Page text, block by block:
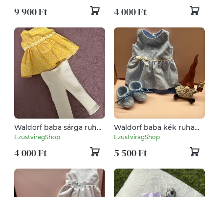
9 900 Ft 4 000 Ft
Waldorf baba sárga ruha
szett
EzustviragShop
4 000 Ft
Waldorf baba kék ruha
szett
EzustviragShop
5 500 Ft